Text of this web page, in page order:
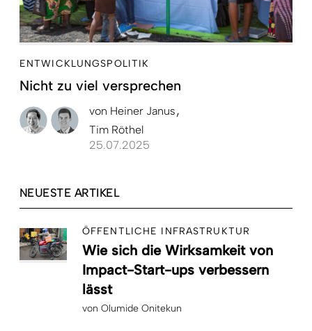
ENTWICKLUNGSPOLITIK
Nicht zu viel versprechen
von Heiner Janus
Tim Röthel
25.07.2025
NEUESTE ARTIKEL
ÖFFENTLICHE INFRASTRUKTUR
Wie sich die Wirksamkeit von
Impact-Start-ups verbessern
lässt
von Olumide Onitekun